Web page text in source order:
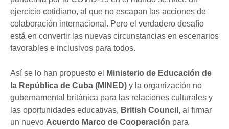
ejercicio cotidiano, al que no escapan las acciones de
colaboración internacional. Pero el verdadero desafío
está en convertir las nuevas circunstancias en escenarios
favorables e inclusivos para todos.
Así se lo han propuesto el
Ministerio de Educación de
la República de Cuba (MINED) y la organización no
gubernamental británica para las relaciones culturales y
las oportunidades educativas, British Council , al firmar
un nuevo Acuerdo Marco de Cooperación para